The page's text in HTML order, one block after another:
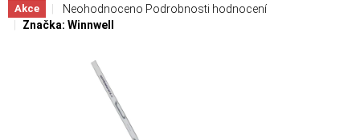
Akce Průměrné hodnocení produktu je 0,0 z 5 hvězdiček.
Neohodnoceno Podrobnosti hodnocení
Značka: Winnwell